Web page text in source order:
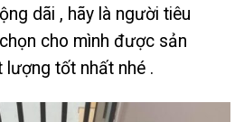
dãi , hãy là người tiêu
cho mình được sản
lượng tốt nhất nhé .